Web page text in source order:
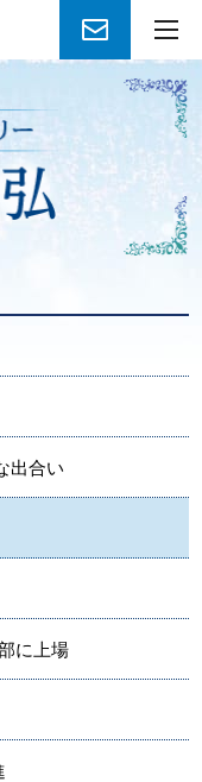
メ
ニ
ュ
ー
く
出合い
に上場